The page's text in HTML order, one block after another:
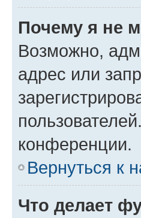
Почему я не
Возможно,
адрес или
конференции.
Вернуться к
Что делает